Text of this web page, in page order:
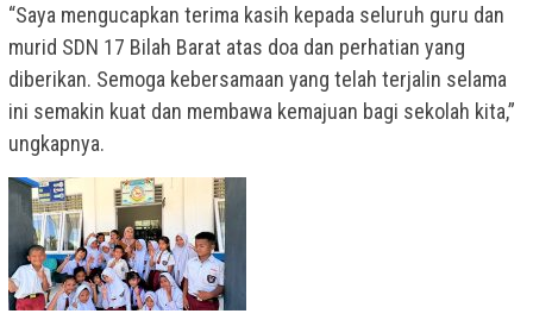
“Saya mengucapkan terima kasih kepada seluruh guru dan
murid SDN 17 Bilah Barat atas doa dan perhatian yang
diberikan. Semoga kebersamaan yang telah terjalin selama
ini semakin kuat dan membawa kemajuan bagi sekolah kita,”
ungkapnya.